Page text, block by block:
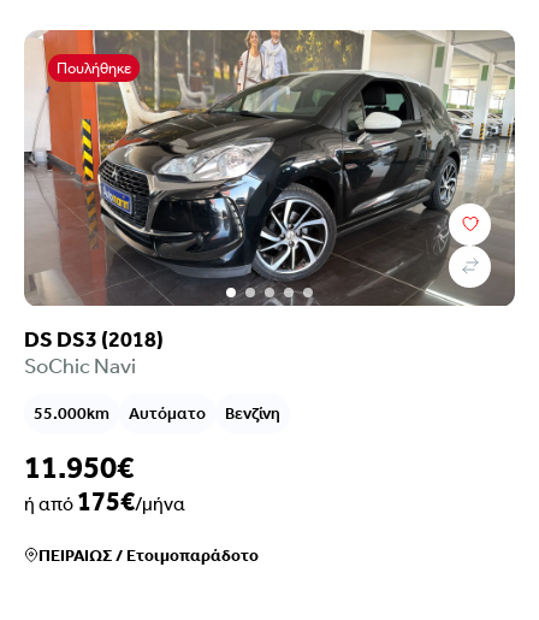
Πουλήθηκε
DS DS3 (2018)
SoChic Navi
55.000km Αυτόματο Βενζίνη
11.950€
ή από 175€/μήνα
ΠΕΙΡΑΙΩΣ/Ετοιμοπαράδοτο